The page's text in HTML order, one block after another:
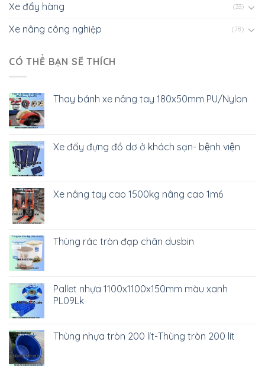
Xe đẩy hàng (33)
Xe nâng công nghiệp (78)
CÓ THỂ BẠN SẼ THÍCH
Thay bánh xe nâng tay 180x50mm PU/Nylon
Xe đẩy đựng đồ dơ ở khách sạn- bệnh viện
Xe nâng tay cao 1500kg nâng cao 1m6
Thùng rác tròn đạp chân dusbin
Pallet nhựa 1100x1100x150mm màu xanh
PL09Lk
Thùng nhựa tròn 200 lít-Thùng tròn 200 lít